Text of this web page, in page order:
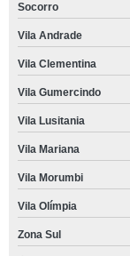
Socorro
Vila Andrade
Vila Clementina
Vila Gumercindo
Vila Lusitania
Vila Mariana
Vila Morumbi
Vila Olímpia
Zona Sul